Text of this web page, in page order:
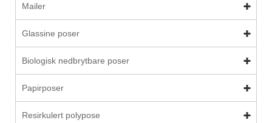
Mailer
Glassine poser
Biologisk nedbrytbare poser
Papirposer
Resirkulert polypose